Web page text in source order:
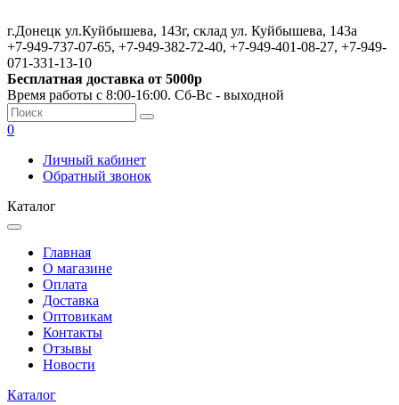
г.Донецк ул.Куйбышева, 143г, склад ул. Куйбышева, 143а
+7-949-737-07-65, +7-949-382-72-40, +7-949-401-08-27, +7-949-
071-331-13-10
Бесплатная доставка от 5000р
Время работы с 8:00-16:00. Сб-Вс - выходной
0
Личный кабинет
Обратный звонок
Каталог
Главная
О магазине
Оплата
Доставка
Оптовикам
Контакты
Отзывы
Новости
Каталог